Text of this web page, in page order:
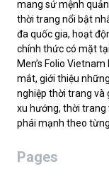
mang sứ mệnh
thời trang nổi bật
đa quốc gia, hoạt
chính thức có mặt
Men’s Folio
mắt, giới thiệu
nghiệp thời trang và
xu hướng, thời trang
phái mạnh theo
Pages